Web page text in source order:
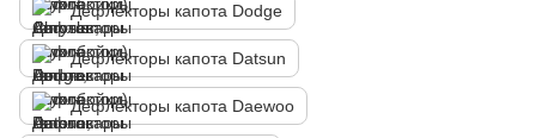
Дефлекторы капота Dodge
Дефлекторы капота Datsun
Дефлекторы капота Daewoo